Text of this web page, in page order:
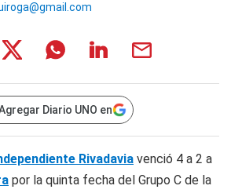
Diario UNO en
Rivadavia venció 4 a 2 a
por la quinta fecha del Grupo C de la